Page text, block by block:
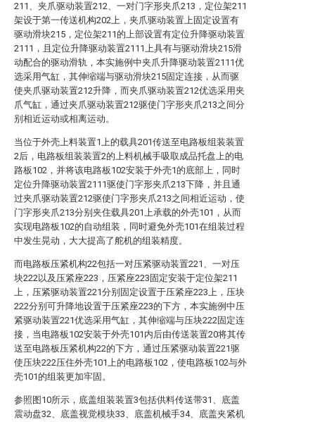
211、夹爪驱动装置212、一对门字形夹爪213，定位架211
架设于第一传送机构202上，夹爪驱动装置上固定设置有
驱动滑块215，定位架211的上部设置有定位升降驱动装置
2111，且定位升降驱动装置2111上具有与驱动滑块215滑
动配合的驱动滑轨，本实施例中夹爪升降驱动装置2111优
选采用气缸，其伸缩端与驱动滑块215固定连接，从而驱
使夹爪驱动装置212升降，而夹爪驱动装置212优选采用夹
爪气缸，通过夹爪驱动装置212驱使门字形夹爪213之间分
别相近运动或相离运动。
当位于外壳上料装置1上的载具201传送至电路板组装装置
2后，电路板组装装置2的上料机械手吸取成品托盘上的电
路板102，并将该电路板102安装于外壳1的底部上，同时
定位升降驱动装置2111驱使门字形夹爪213下降，并且通
过夹爪驱动装置212驱使门字形夹爪213之间相近运动，使
门字形夹爪213分别夹住载具201上承载的外壳101，从而
实现电路板102的自动组装，同时避免外壳101在组装过程
中发生晃动，大大提高了舵机的组装精度。
而电路板压紧机构22包括一对压紧驱动装置221、一对压
块222以及压紧座223，压紧座223固定安装于定位架211
上，压紧驱动装置221分别固定设置于压紧座223上，压块
222分别可升降地设置于压紧座223的下方，本实施例中压
紧驱动装置221优选采用气缸，其伸缩端与压块222固定连
接，当电路板102安装于外壳101内后由传送装置20将其传
送至电路板压紧机构22的下方，通过压紧驱动装置221驱
使压块222压住外壳101上的电路板102，使电路板102与外
壳101的组装更加牢固。
参照图10所示，底盖组装装置3包括供料传送带31、底盖
震动盘32、底盖视觉模块33、底盖机械手34、底盖夹紧机